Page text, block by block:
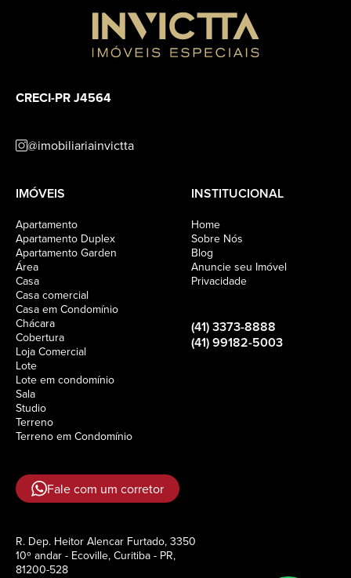
CRECI-PR J4564
@imobiliariainvictta
IMÓVEIS
Apartamento
Apartamento Duplex
Apartamento Garden
Área
Casa
Casa comercial
Casa em Condomínio
Chácara
Cobertura
Loja Comercial
Lote
Lote em condomínio
Sala
Studio
Terreno
Terreno em Condomínio
INSTITUCIONAL
Home
Sobre Nós
Blog
Anuncie seu Imóvel
Privacidade
(41) 3373-8888
(41) 99182-5003
Fale com um corretor
R. Dep. Heitor Alencar Furtado, 3350
10º andar - Ecoville, Curitiba - PR,
81200-528